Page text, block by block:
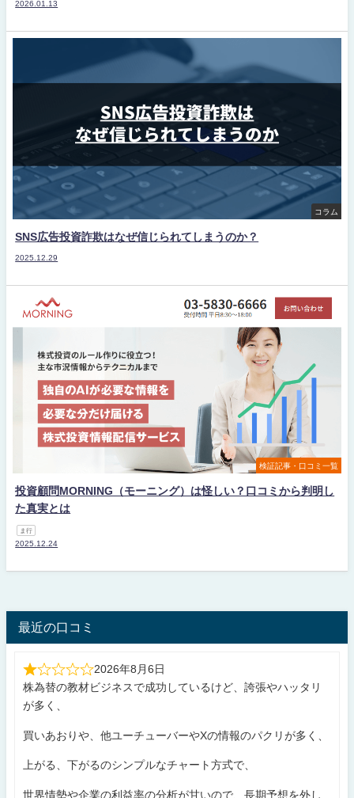
2026.01.13
コラム
SNS広告投資詐欺はなぜ信じられてしまうのか？
2025.12.29
検証記事・口コミ一覧
投資顧問MORNING（モーニング）は怪しい？口コミから判明し
た真実とは
ま行
2025.12.24
最近の口コミ
2026年8月6日
株為替の教材ビジネスで成功しているけど、誇張やハッタリ
が多く、
買いあおりや、他ユーチューバーやXの情報のパクリが多く、
上がる、下がるのシンプルなチャート方式で、
世界情勢や企業の利益率の分析が甘いので、長期予想を外し